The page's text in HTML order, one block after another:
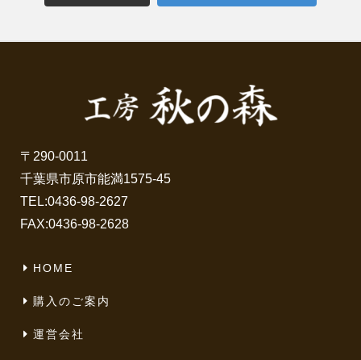
〒290-0011
千葉県市原市能満1575-45
TEL:0436-98-2627
FAX:0436-98-2628
HOME
購入のご案内
運営会社